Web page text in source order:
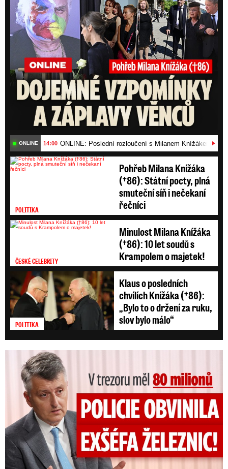
ONLINE 14:00 ONLINE: Poslední rozloučení s Milanem Knížákem
POLITIKA
Pohřeb Milana Knížáka
(†86): Státní pocty, plná
smuteční síň i nečekaní
řečníci
ČESKÉ CELEBRITY
Minulost Milana Knížáka
(†86): 10 let soudů s
Krampolem o majetek!
POLITIKA
Klaus o posledních
chvílích Knížáka (†86):
„Bylo to o držení za ruku,
slov bylo málo“
V trezoru měl 80 milionů: Policie obvinila exšéfa železnic!